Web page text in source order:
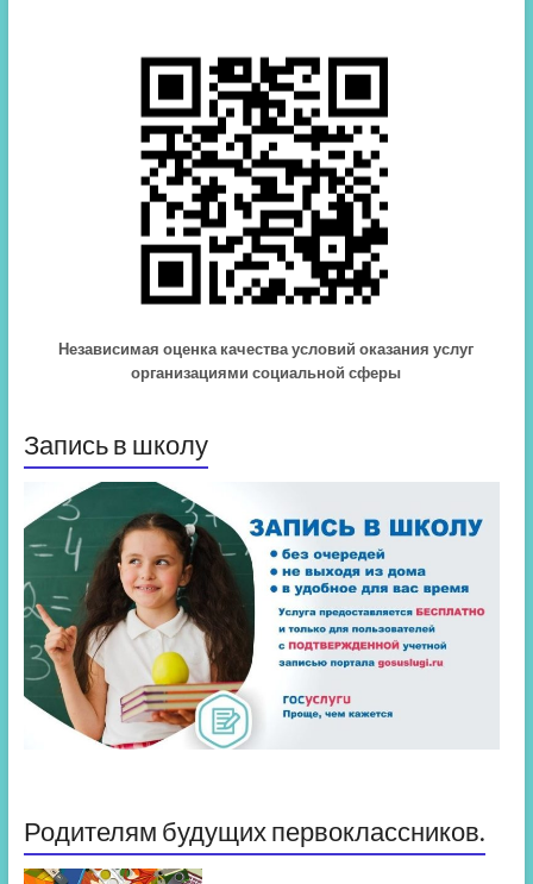
Независимая оценка качества условий оказания услуг
организациями социальной сферы
Запись в школу
Родителям будущих первоклассников.